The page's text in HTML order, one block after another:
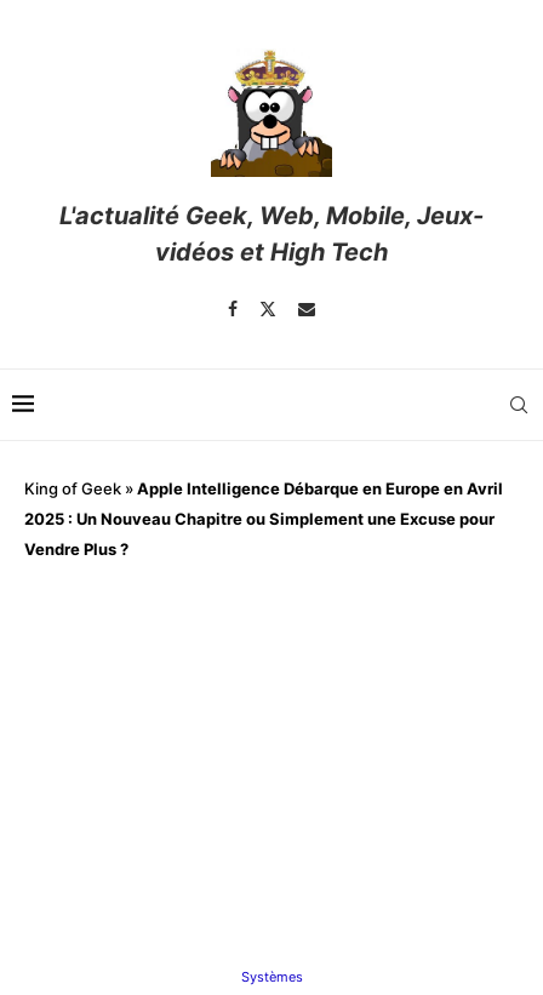
L'actualité Geek, Web, Mobile, Jeux-
vidéos et High Tech
King of Geek »Apple Intelligence Débarque en Europe en Avril
2025 : Un Nouveau Chapitre ou Simplement une Excuse pour
Vendre Plus ?
Systèmes